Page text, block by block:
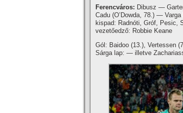
Ferencváros: Dibusz —
Cadu (O’Dowda, 78.) —
kispad: Radnóti, Gróf, Pesic,
vezetőedző: Robbie Keane
Gól: Baidoo (13.), Vertessen
Sárga lap: — illetve